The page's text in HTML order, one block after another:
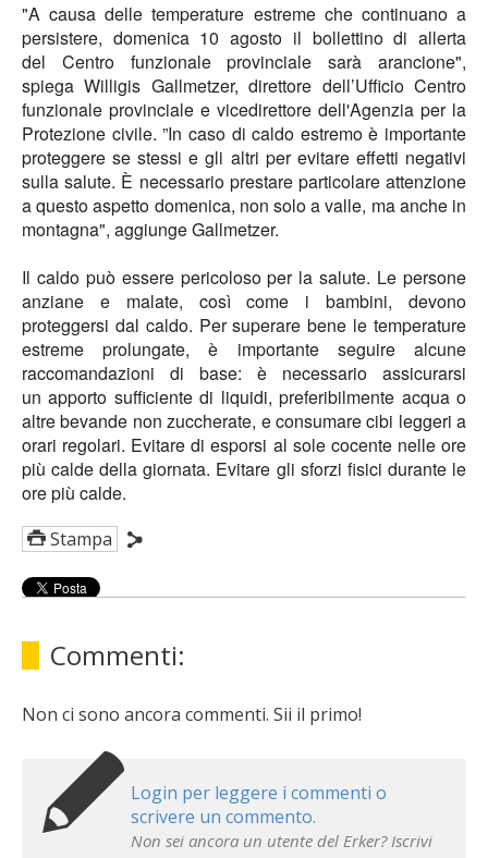
"A causa delle temperature estreme che continuano a
persistere, domenica 10 agosto il bollettino di allerta
del Centro funzionale provinciale sarà arancione",
spiegaWilligis Gallmetzer,direttore dell’Ufficio Centro
funzionale provinciale e vicedirettore dell'Agenzia per la
Protezione civile. ”In caso di caldo estremo è importante
proteggere se stessi e gli altri per evitare effetti negativi
sulla salute. È necessario prestare particolare attenzione
a questo aspetto domenica, non solo a valle, ma anche in
montagna", aggiunge Gallmetzer.
Il caldo può essere pericoloso per la salute. Le persone
anziane e malate, così come i bambini, devono
proteggersi dal caldo. Per superare bene le temperature
estreme prolungate, è importante seguire alcune
raccomandazioni di base: è necessario assicurarsi
unapporto sufficiente di liquidi, preferibilmente acqua o
altre bevande non zuccherate, e consumarecibi leggeri a
orari regolari. Evitare di esporsi al sole cocente nelle ore
più calde della giornata. Evitare gli sforzi fisici durante le
ore più calde.
Stampa
Commenti:
Non ci sono ancora commenti. Sii il primo!
Login per leggere i commenti o
scrivere un commento.
Non sei ancora un utente del Erker? Iscrivi